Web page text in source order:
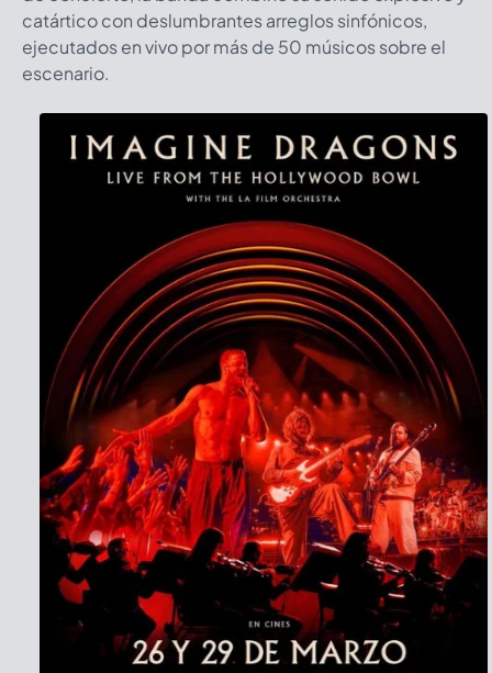
catártico con deslumbrantes arreglos sinfónicos,
ejecutados en vivo por más de 50 músicos sobre el
escenario.